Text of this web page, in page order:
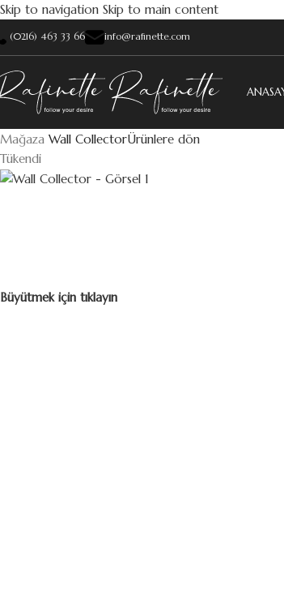
Skip to navigation Skip to main content
(0216) 463 33 66 info@rafinette.com
Mağaza Wall CollectorÜrünlere dön
Tükendi
Büyütmek için tıklayın